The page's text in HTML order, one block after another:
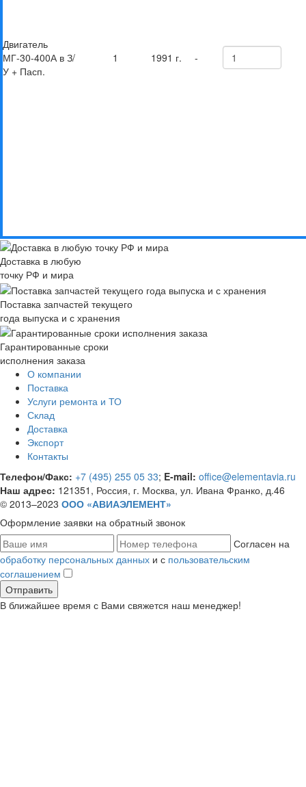
Двигатель
МГ-30-400А в З/
У + Пасп.
1 1991 г. -
Доставка в любую
точку РФ и мира
Поставка запчастей текущего
года выпуска и с хранения
Гарантированные сроки
исполнения заказа
О компании
Поставка
Услуги ремонта и ТО
Склад
Доставка
Экспорт
Контакты
Телефон/Факс: +7 (495) 255 05 33; E-mail: office@elementavia.ru
Наш адрес: 121351, Россия, г. Москва, ул. Ивана Франко, д.46
© 2013–2023 ООО «АВИАЭЛЕМЕНТ»
Оформление заявки на обратный звонок
Согласен на
обработку персональных данных и с пользовательским
соглашением
В ближайшее время с Вами свяжется наш менеджер!